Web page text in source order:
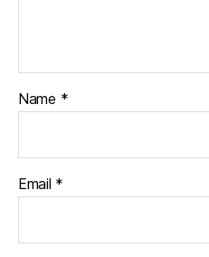
Name *
Email *